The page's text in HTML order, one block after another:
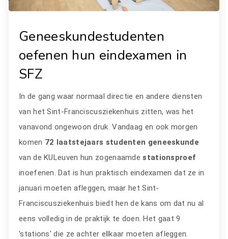
Geneeskundestudenten
oefenen hun eindexamen in
SFZ
In de gang waar normaal directie en andere diensten
van het Sint-Franciscusziekenhuis zitten, was het
vanavond ongewoon druk. Vandaag en ook morgen
komen 72 laatstejaars studenten geneeskunde
van de KULeuven hun zogenaamdestationsproef
inoefenen. Dat is hun praktisch eindexamen dat ze in
januari moeten afleggen, maar het Sint-
Franciscusziekenhuis biedt hen de kans om dat nu al
eens volledig in de praktijk te doen. Het gaat 9
'stations' die ze achter ellkaar moeten afleggen.